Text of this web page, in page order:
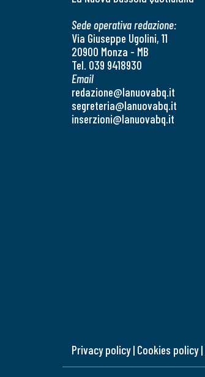
Sede operativa redazione:
Via Giuseppe Ugolini, 11
20900 Monza - MB
Tel. 039 9418930
Email
redazione@lanuovabq.it
segreteria@lanuovabq.it
inserzioni@lanuovabq.it
Privacy policy| Cookies policy|